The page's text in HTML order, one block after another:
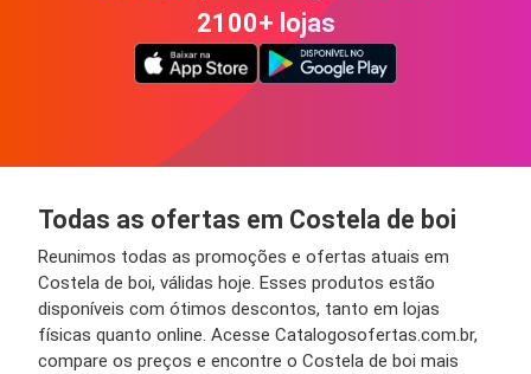
2100+ lojas
Todas as ofertas em Costela de boi
Reunimos todas as promoções e ofertas atuais em
Costela de boi, válidas hoje. Esses produtos estão
disponíveis com ótimos descontos, tanto em lojas
físicas quanto online. Acesse Catalogosofertas.com.br,
compare os preços e encontre o Costela de boi mais